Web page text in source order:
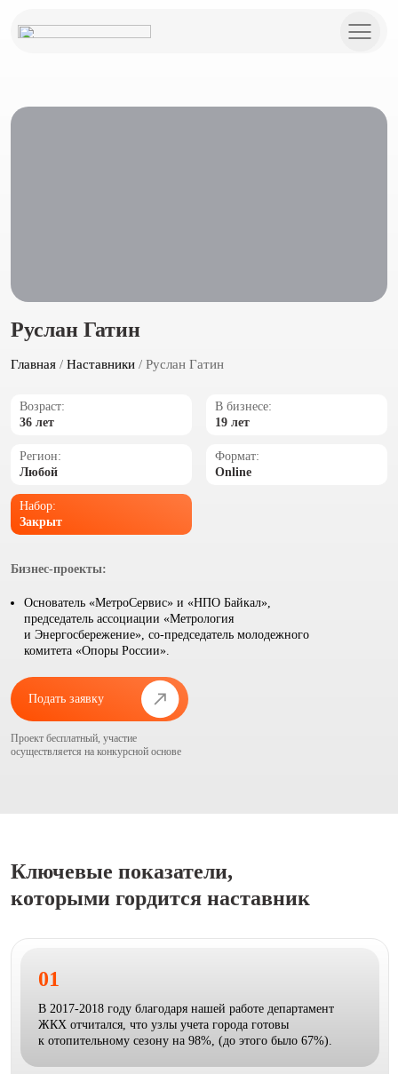
Руслан Гатин
Главная / Наставники / Руслан Гатин
Возраст:
36 лет
В бизнесе:
19 лет
Регион:
Любой
Формат:
Online
Набор:
Закрыт
Бизнес-проекты:
Основатель «МетроСервис» и «НПО Байкал»,
председатель ассоциации «Метрология
и Энергосбережение», со-председатель молодежного
комитета «Опоры России».
Подать заявку
Проект бесплатный, участие
осуществляется на конкурсной основе
Ключевые показатели,
которыми гордится наставник
01
В 2017-2018 году благодаря нашей работе департамент
ЖКХ отчитался, что узлы учета города готовы
к отопительному сезону на 98%, (до этого было 67%).